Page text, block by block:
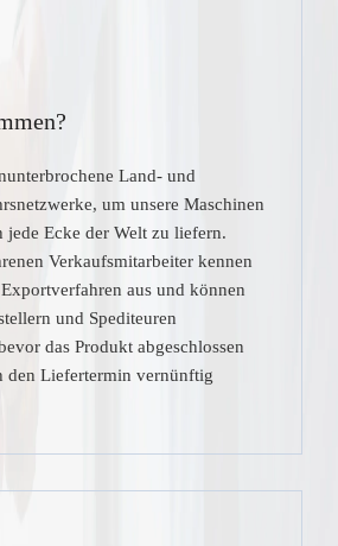
Land- und
um unsere Maschinen
jede Ecke der Welt zu liefern.
Verkaufsmitarbeiter kennen
aus und können
und Spediteuren
das Produkt abgeschlossen
den Liefertermin vernünftig